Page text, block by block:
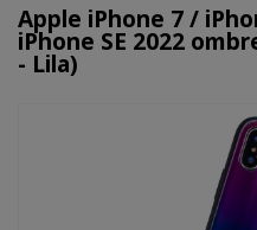
Apple iPhone 7 /
iPhone SE 2022
- Lila)